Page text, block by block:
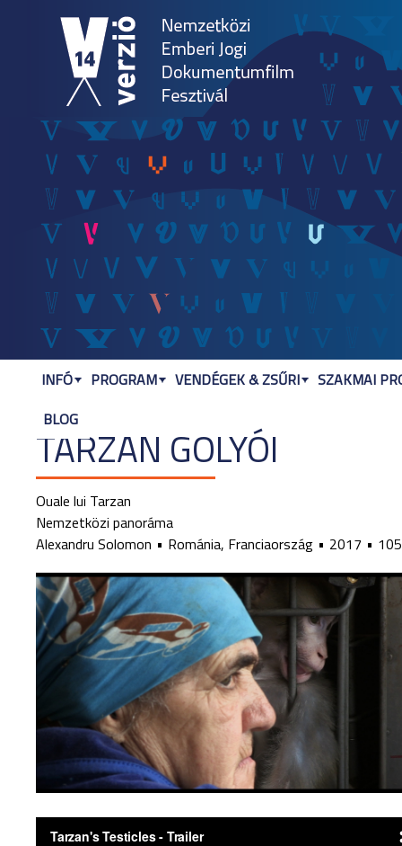
TARZAN GOLYÓI
Ouale lui Tarzan
Nemzetközi panoráma
Alexandru Solomon
Románia, Franciaország 2017
INFÓ PROGRAM VENDÉGEK & ZSŰRI
SZAKMAI
BLOG